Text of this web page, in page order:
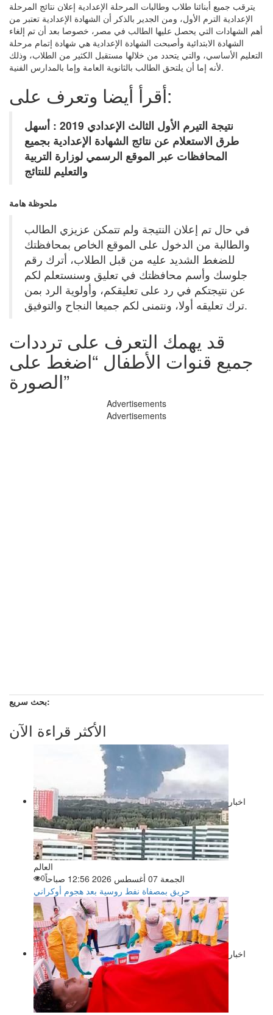
يترقب جميع أبنائنا طلاب وطالبات المرحلة الإعدادية إعلان نتائج المرحلة
الإعدادية الترم الأول، ومن الجدير بالذكر أن الشهادة الإعدادية تعتبر من
أهم الشهادات التي يحصل عليها الطالب في مصر، خصوصا بعد أن تم إلغاء
الشهادة الابتدائية وأصبحت الشهادة الإعدادية هي شهادة إتمام مرحلة
التعليم الأساسي، والتي يتحدد من خلالها مستقبل الكثير من الطلاب، وذلك
لأنه إما أن يلتحق الطالب بالثانوية العامة وإما بالمدارس الفنية.
أقرأ أيضا وتعرف على:
نتيجة التيرم الأول الثالث الإعدادي 2019 : أسهل
طرق الاستعلام عن نتائج الشهادة الإعدادية بجميع
المحافظات عبر الموقع الرسمي لوزارة التربية
والتعليم للنتائج
ملحوظة هامة
في حال تم إعلان النتيجة ولم تتمكن عزيزي الطالب
والطالبة من الدخول على الموقع الخاص بمحافظتك
للضغط الشديد عليه من قبل الطلاب، أترك رقم
جلوسك وأسم محافظتك في تعليق وسنستعلم لكم
عن نتيجتكم في رد على تعليقكم، وأولوية الرد بمن
ترك تعليقه أولا، ونتمنى لكم جميعا النجاح والتوفيق.
قد يهمك التعرف على ترددات
جميع قنوات الأطفال “اضغط على
الصورة”
Advertisements
Advertisements
بحث سريع:
الأكثر قراءة الآن
اخبار
العالم
الجمعة 07 أغسطس 2026 12:56 صباحاً
0
حريق بمصفاة نفط روسية بعد هجوم أوكراني
اخبار